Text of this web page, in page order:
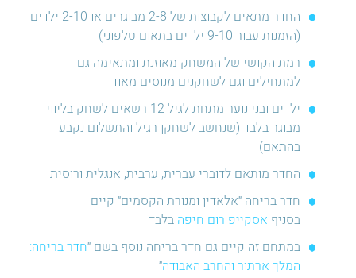
החדר מתאים לקבוצות של 2-8 מבוגרים או 2-10 ילדים
(הזמנות עבור 9-10 ילדים בתאום טלפוני)
רמת הקושי של המשחק מאוזנת ומתאימה גם
למתחילים וגם לשחקנים מנוסים מאוד
ילדים ובני נוער מתחת לגיל 12 רשאים לשחק בליווי
מבוגר בלבד (שנחשב לשחקן רגיל והתשלום נקבע
בהתאם)
החדר מותאם לדוברי עברית, ערבית, אנגלית ורוסית
חדר בריחה ״אלאדין ומנורת הקסמים״ קיים
בסניף אסקייפ רום חיפה בלבד
במתחם זה קיים גם חדר בריחה נוסף בשם ״חדר בריחה:
המלך ארתור והחרב האבודה״